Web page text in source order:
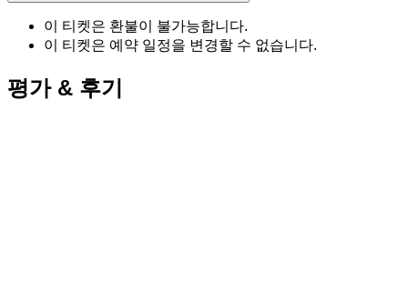
이 티켓은 환불이 불가능합니다.
이 티켓은 예약 일정을 변경할 수 없습니다.
평가 & 후기